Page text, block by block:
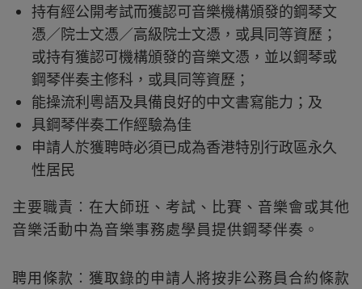
持有經公開考試而獲認可音樂機構頒發的鋼琴文
憑／院士文憑／高級院士文憑，或具同等資歷；
或持有獲認可機構頒發的音樂文憑，並以鋼琴或
鋼琴伴奏主修科，或具同等資歷；
能操流利粵語及具備良好的中文書寫能力；及
具鋼琴伴奏工作經驗為佳
申請人於獲聘時必須已成為香港特別行政區永久
性居民
主要職責︰在大師班、考試、比賽、音樂會或其他
音樂活動中為音樂事務處學員提供鋼琴伴奏。
聘用條款︰獲取錄的申請人將按非公務員合約條款